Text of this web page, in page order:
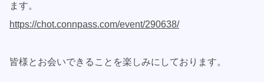
ます。
https://chot.connpass.com/event/290638/
皆様とお会いできることを楽しみにしております。